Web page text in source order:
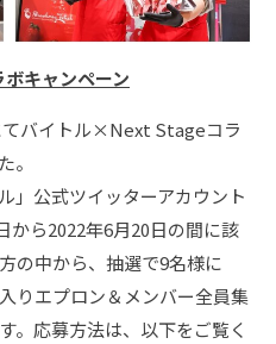
キャンペーン
バイトル×Next Stageコラ
。
」公式ツイッターアカウント
から2022年6月20日の間に該
の中から、抽選で9名様に
りエプロン＆メンバー全員集
。応募方法は、以下をご覧く